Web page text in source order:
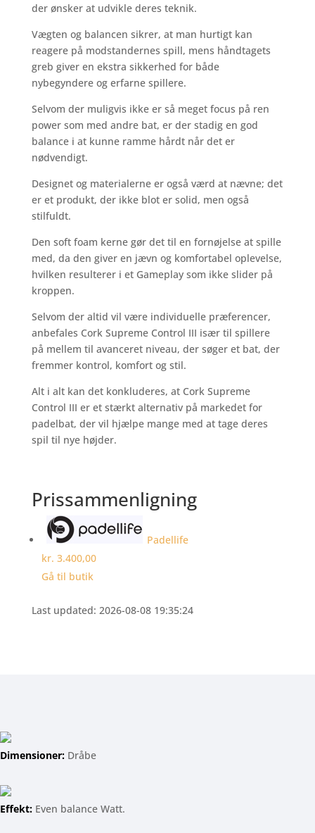
der ønsker at udvikle deres teknik.
Vægten og balancen sikrer, at man hurtigt kan
reagere på modstandernes spill, mens håndtagets
greb giver en ekstra sikkerhed for både
nybegyndere og erfarne spillere.
Selvom der muligvis ikke er så meget focus på ren
power som med andre bat, er der stadig en god
balance i at kunne ramme hårdt når det er
nødvendigt.
Designet og materialerne er også værd at nævne; det
er et produkt, der ikke blot er solid, men også
stilfuldt.
Den soft foam kerne gør det til en fornøjelse at spille
med, da den giver en jævn og komfortabel oplevelse,
hvilken resulterer i et Gameplay som ikke slider på
kroppen.
Selvom der altid vil være individuelle præferencer,
anbefales Cork Supreme Control III især til spillere
på mellem til avanceret niveau, der søger et bat, der
fremmer kontrol, komfort og stil.
Alt i alt kan det konkluderes, at Cork Supreme
Control III er et stærkt alternativ på markedet for
padelbat, der vil hjælpe mange med at tage deres
spil til nye højder.
Prissammenligning
Padellife
kr. 3.400,00
Gå til butik
Last updated: 2026-08-08 19:35:24
Dimensioner: Dråbe
Effekt: Even balance Watt.